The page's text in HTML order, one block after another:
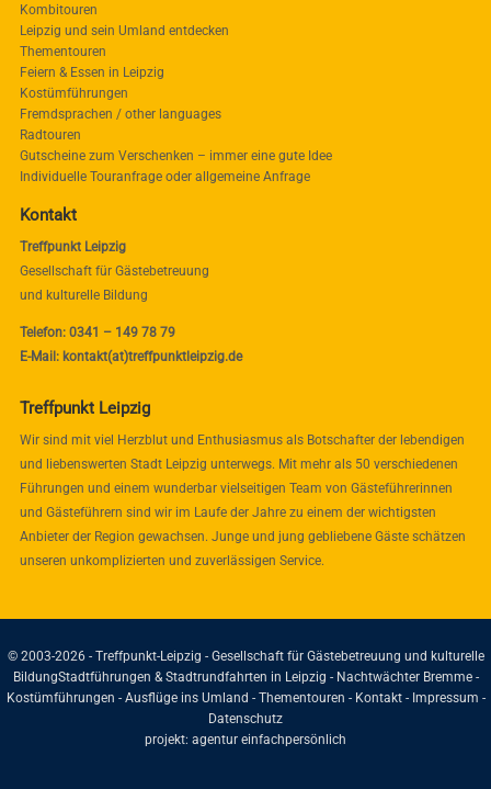
Kombitouren
Leipzig und sein Umland entdecken
Thementouren
Feiern & Essen in Leipzig
Kostümführungen
Fremdsprachen / other languages
Radtouren
Gutscheine zum Verschenken – immer eine gute Idee
Individuelle Touranfrage oder allgemeine Anfrage
Kontakt
Treffpunkt Leipzig
Gesellschaft für Gästebetreuung
und kulturelle Bildung
Telefon: 0341 – 149 78 79
E-Mail: kontakt(at)treffpunktleipzig.de
Treffpunkt Leipzig
Wir sind mit viel Herzblut und Enthusiasmus als Botschafter der lebendigen
und liebenswerten Stadt Leipzig unterwegs. Mit mehr als 50 verschiedenen
Führungen und einem wunderbar vielseitigen Team von Gästeführerinnen
und Gästeführern sind wir im Laufe der Jahre zu einem der wichtigsten
Anbieter der Region gewachsen. Junge und jung gebliebene Gäste schätzen
unseren unkomplizierten und zuverlässigen Service.
© 2003-2026 - Treffpunkt-Leipzig - Gesellschaft für Gästebetreuung und kulturelle
BildungStadtführungen & Stadtrundfahrten in Leipzig - Nachtwächter Bremme -
Kostümführungen - Ausflüge ins Umland - Thementouren - Kontakt- Impressum -
Datenschutz
projekt: agentur einfachpersönlich